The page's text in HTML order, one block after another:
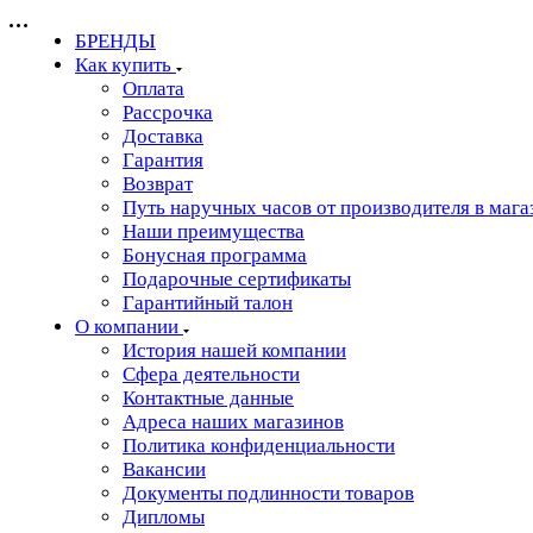
БРЕНДЫ
Как купить
Оплата
Рассрочка
Доставка
Гарантия
Возврат
Путь наручных часов от производителя в
Наши преимущества
Бонусная программа
Подарочные сертификаты
Гарантийный талон
О компании
История нашей компании
Сфера деятельности
Контактные данные
Адреса наших магазинов
Политика конфиденциальности
Вакансии
Документы подлинности товаров
Дипломы